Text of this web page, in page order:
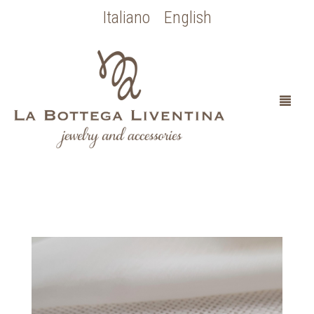
Italiano English
COLLEZIONE BOTTICELLI
OCCASIONI SPECIALI